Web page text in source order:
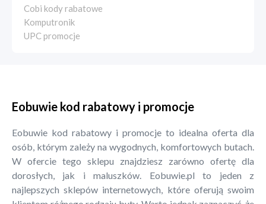
Cobi kody rabatowe
Komputronik
UPC promocje
Eobuwie kod rabatowy i promocje
Eobuwie kod rabatowy i promocje to idealna oferta dla
osób, którym zależy na wygodnych, komfortowych butach.
W ofercie tego sklepu znajdziesz zarówno ofertę dla
dorosłych, jak i maluszków. Eobuwie.pl to jeden z
najlepszych sklepów internetowych, które oferują swoim